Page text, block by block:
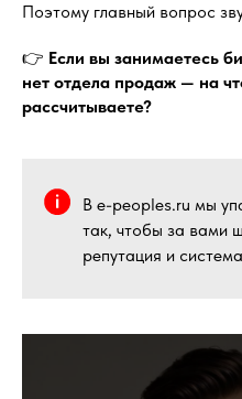
Поэтому главный вопрос
👉 Если вы занимаетесь
нет отдела продаж — на
рассчитываете?
В e-peoples.ru мы
так, чтобы за вами
репутация и